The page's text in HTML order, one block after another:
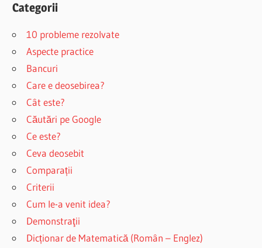
Categorii
10 probleme rezolvate
Aspecte practice
Bancuri
Care e deosebirea?
Cât este?
Căutări pe Google
Ce este?
Ceva deosebit
Comparații
Criterii
Cum le-a venit idea?
Demonstraţii
Dicționar de Matematică (Român – Englez)